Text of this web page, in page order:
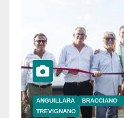
ANGUILLARA BRACCIANO
TREVIGNANO